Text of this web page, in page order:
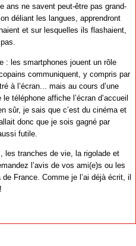
ans ne savent peut-être pas grand-
déliant les langues, apprendront
et sur lesquelles ils flashaient,
: les smartphones jouent un rôle
communiquent, y compris par
à l’écran... mais au cours d’une
téléphone affiche l’écran d’accueil
sûr, je sais que c’est du cinéma et
donc que je sois gagné par
futile.
les tranches de vie, la rigolade et
l’avis de vos ami(e)s ou les
France. Comme je l’ai déjà écrit, il